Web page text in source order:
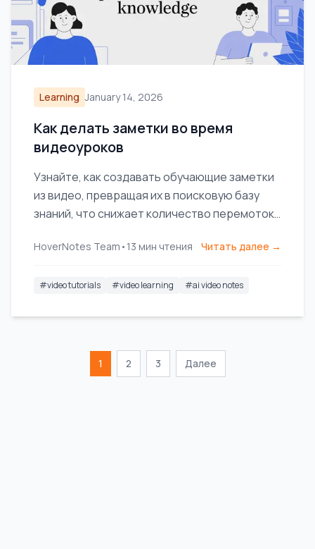
Learning January 14, 2026
Как делать заметки во время
видеоуроков
Узнайте, как создавать обучающие заметки
из видео, превращая их в поисковую базу
знаний, что снижает количество перемоток
HoverNotes Team • 13 мин чтения Читать далее →
#video tutorials #video learning #ai video notes
1 2 3 Далее